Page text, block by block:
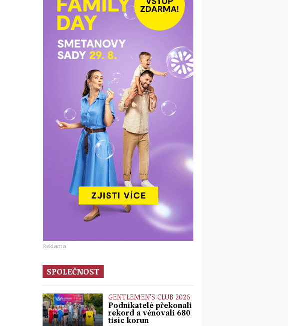
Reklama
SPOLEČNOST
GENTLEMEN’S CLUB 2026
Podnikatelé překonali
rekord a věnovali 680
tisíc korun